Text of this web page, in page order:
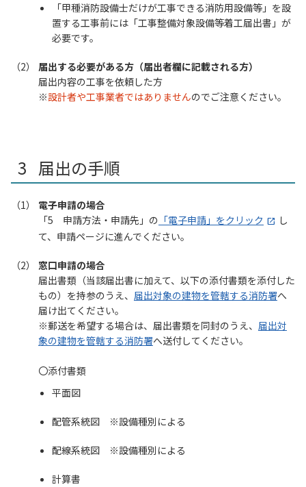
「甲種消防設備士だけが工事できる消防用設備等」を設
置する工事前には「工事整備対象設備等着工届出書」が
必要です。
届出する必要がある方（届出者欄に記載される方）
届出内容の工事を依頼した方
設計者や工事業者ではありませんのでご注意ください。
届出の手順
電子申請の場合
「5 申請方法・申請先」の 「電子申請」をクリック
し
て、申請ページに進んでください。
窓口申請の場合
届出書類（当該届出書に加えて、以下の添付書類を添付した
もの）を持参のうえ、 届出対象の建物を管轄する消防署へ
届け出てください。
※郵送を希望する場合は、届出書類を同封のうえ、 届出対
象の建物を管轄する消防署へ送付してください。
〇添付書類
平面図
配管系統図 ※設備種別による
配線系統図 ※設備種別による
計算書